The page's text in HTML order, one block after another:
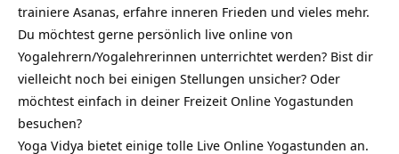
trainiere Asanas, erfahre inneren Frieden und vieles mehr.
Du möchtest gerne persönlich live online von
Yogalehrern/Yogalehrerinnen unterrichtet werden? Bist dir
vielleicht noch bei einigen Stellungen unsicher? Oder
möchtest einfach in deiner Freizeit Online Yogastunden
besuchen?
Yoga Vidya bietet einige tolle Live Online Yogastunden an.